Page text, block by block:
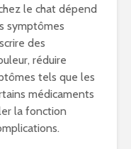
le chat dépend
symptômes
des
réduire
tels que les
médicaments
la fonction